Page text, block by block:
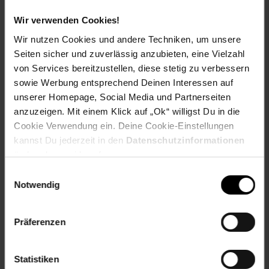
Wir verwenden Cookies!
Wir nutzen Cookies und andere Techniken, um unsere
Seiten sicher und zuverlässig anzubieten, eine Vielzahl
von Services bereitzustellen, diese stetig zu verbessern
sowie Werbung entsprechend Deinen Interessen auf
unserer Homepage, Social Media und Partnerseiten
anzuzeigen. Mit einem Klick auf „Ok“ willigst Du in die
Cookie Verwendung ein. Deine Cookie-Einstellungen
kannst Du jederzeit in den Datenschutzinformationen
ändern bzw. widerrufen.
Notwendig
Präferenzen
Statistiken
S.A
Eu Verantwortliche Person Ort: #WERT!
Eu Verantwortliche Person PLZ: #WERT!
Eu Verantwortliche Person Straße: #WERT!
Gewählte Variante:
Hauptmaterial: Metall, Silikon, Polypropylen
Materialzusammensetzung: Metall, Silikon,
Polypropylen
Artikelnummer: 2995628000